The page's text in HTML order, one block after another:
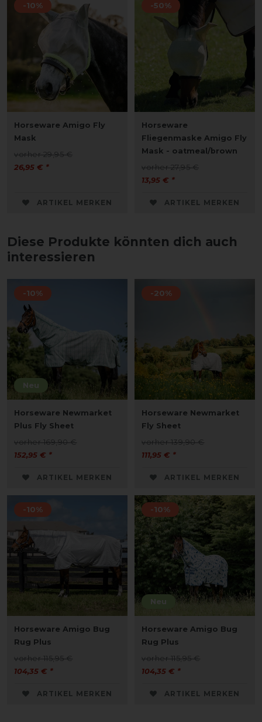
-10%
Horseware Amigo Fly
Mask
vorher 29,95 €
26,95 € *
ARTIKEL MERKEN
-50%
Horseware
Fliegenmaske Amigo Fly
Mask - oatmeal/brown
vorher 27,95 €
13,95 € *
ARTIKEL MERKEN
Diese Produkte könnten dich auch
interessieren
Neu
-10%
Horseware Newmarket
Plus Fly Sheet
vorher 169,90 €
152,95 € *
ARTIKEL MERKEN
-20%
Horseware Newmarket
Fly Sheet
vorher 139,90 €
111,95 € *
ARTIKEL MERKEN
-10%
Horseware Amigo Bug
Rug Plus
vorher 115,95 €
104,35 € *
ARTIKEL MERKEN
Neu
-10%
Horseware Amigo Bug
Rug Plus
vorher 115,95 €
104,35 € *
ARTIKEL MERKEN